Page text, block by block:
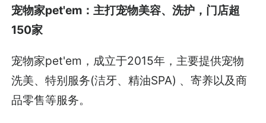
宠物家pet'em：主打宠物美容、洗护，门店超
150家
宠物家pet'em，成立于2015年，主要提供宠物
洗美、特别服务(洁牙、精油SPA) 、寄养以及商
品零售等服务。